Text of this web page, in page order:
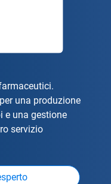
una produzione
e una gestione
servizio